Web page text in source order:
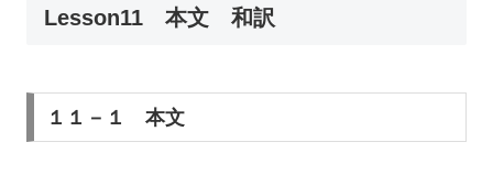
Lesson11 本文 和訳
１１－１ 本文